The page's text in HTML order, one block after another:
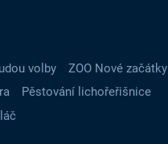
volby
ZOO Nové začátky
Pěstování lichořeřišnice